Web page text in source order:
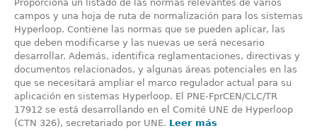
Proporciona un listado de las normas relevantes de varios
campos y una hoja de ruta de normalización para los sistemas
Hyperloop. Contiene las normas que se pueden aplicar, las
que deben modificarse y las nuevas ue será necesario
desarrollar. Además, identifica reglamentaciones, directivas y
documentos relacionados, y algunas áreas potenciales en las
que se necesitará ampliar el marco regulador actual para su
aplicación en sistemas Hyperloop. El PNE-FprCEN/CLC/TR
17912 se está desarrollando en el Comité UNE de Hyperloop
(CTN 326), secretariado por UNE. Leer más